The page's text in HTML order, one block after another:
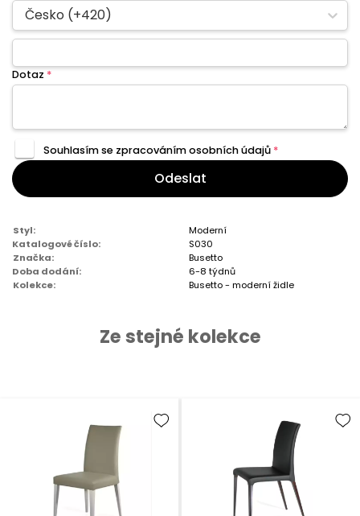
Česko (+420)
Dotaz *
Souhlasím se zpracovánímosobních údajů *
Odeslat
Styl:
Moderní
Katalogové číslo:
S030
Značka:
Busetto
Doba dodání:
6-8 týdnů
Kolekce:
Busetto - moderní židle
Ze stejné kolekce